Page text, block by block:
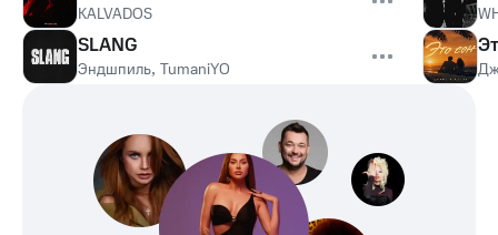
KALVADOS
SLANG
Эндшпиль, TumaniYO